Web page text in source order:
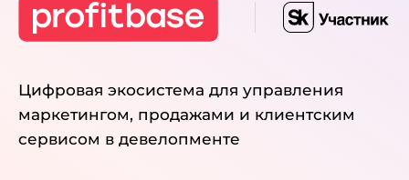
Цифровая экосистема для управления
маркетингом, продажами и клиентским
сервисом в девелопменте